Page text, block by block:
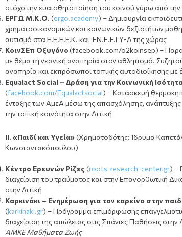
στόχο την ευαισθητοποίηση του κοινού γύρω από
ΕΡΓΩ Μ.Κ.Ο. (ergo.academy) – Δημιουργία
χρηματοοικονομικών και κοινωνικών δεξιοτήτων
αυτισμό στα Ε.Ε.Ε.Ε.Κ. και ΕΝ.Ε.Ε.ΓΥ-Λ της χώρας
ΚοινΣΕπ Οξυγόνο (facebook.com/o2koinsep) –
με θέμα τη νεανική αναπηρία στον αθλητισμό.
αναπηρία και εκπρόσωποι τοπικής αυτοδιοίκησης με
Equalact Social – Δράση για την Κοινωνική
(facebook.com/Equalactsocial) – Κατασκευή
ένταξης των ΑμεΑ μέσω της απασχόλησης, ανάπτυξης
την τοπική κοινότητα στην Αττική
ΙΙ. «Παιδί και Υγεία»(Χρηματοδότης: Ίδρυμα
Κωνσταντακόπουλου)
Κέντρο Ερευνών Ρίζες (roots-research-center.gr) –
διαχείριση του τραύματος και στην Επανορθωτική
στην Αττική
Καρκινάκι – Ενημέρωση για τον καρκίνο στην
(karkinaki.gr) – Πρόγραμμα επιμόρφωσης
διαχείριση της απώλειας στις Σπάνιες Παθήσεις στην
ΑΜΚΕ Μαθήματα Ζωής